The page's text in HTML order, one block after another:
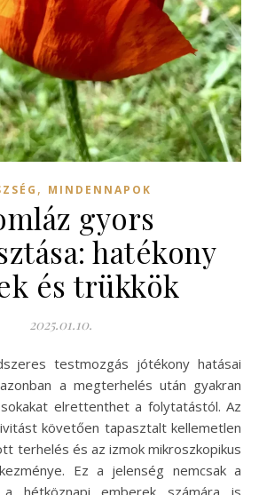
, MINDENNAPOK
gyors
hatékony
és trükkök
2025.01.10.
a megterhelés után gyakran
elrettenthet a folytatástól. Az
követően tapasztalt kellemetlen
terhelés és az izmok mikroszkopikus
Ez a jelenség nemcsak a
hétköznapi emberek számára is